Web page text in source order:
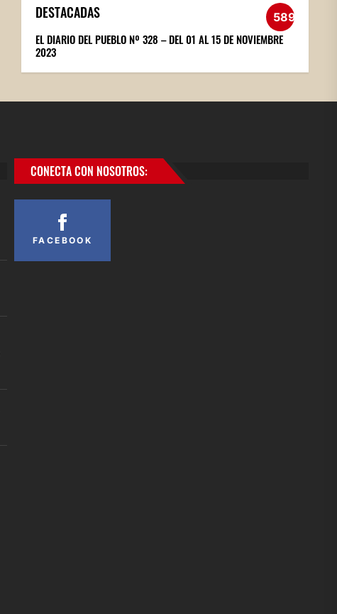
DESTACADAS 589
EL DIARIO DEL PUEBLO Nº 328 – DEL 01 AL 15 DE NOVIEMBRE
2023
CONECTA CON NOSOTROS:
FACEBOOK